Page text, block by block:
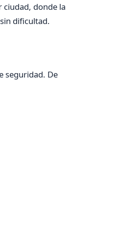
ciudad, donde la
dificultad.
seguridad. De